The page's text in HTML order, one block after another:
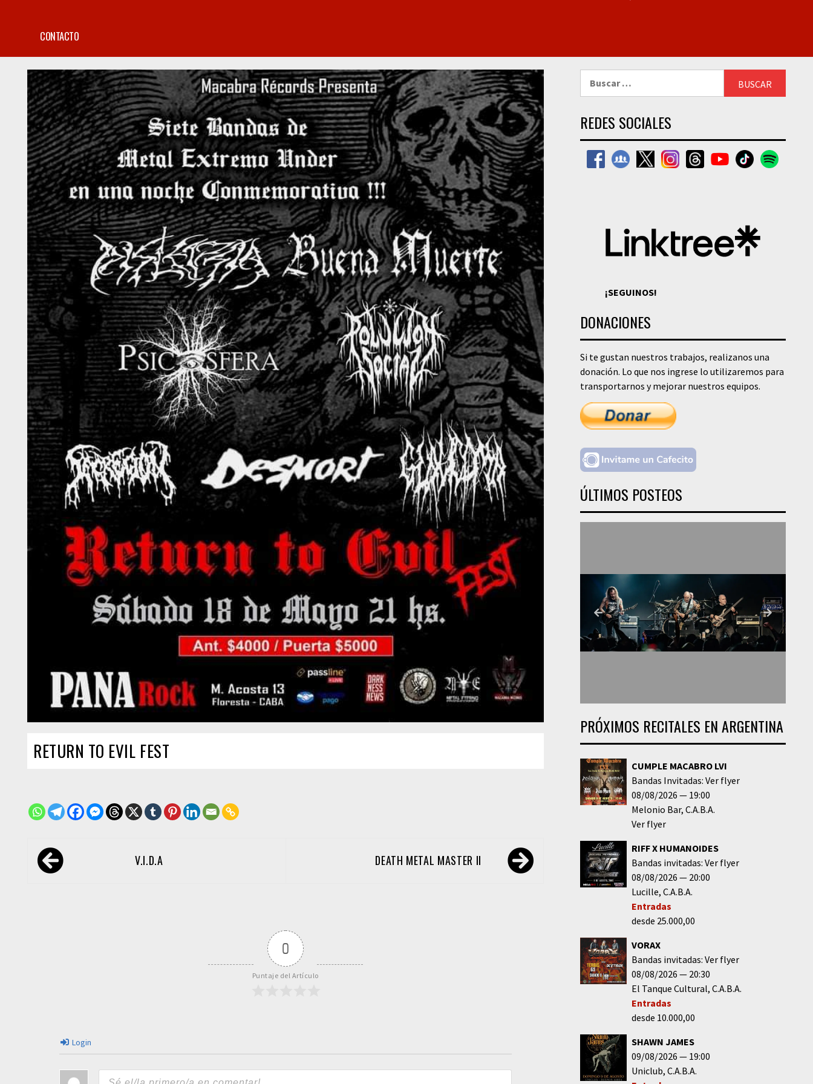
CONTACTO
RETURN TO EVIL FEST
Navegación
de V.I.D.A DEATH METAL MASTER II
0
Puntaje del Artículo
Login
REDES SOCIALES
¡SEGUINOS!
DONACIONES
Si te gustan nuestros trabajos, realizanos una
donación. Lo que nos ingrese lo utilizaremos para
transportarnos y mejorar nuestros equipos.
ÚLTIMOS POSTEOS
PRÓXIMOS RECITALES EN ARGENTINA
CUMPLE MACABRO LVI
Bandas Invitadas: Ver flyer
08/08/2026
19:00
Melonio Bar C.A.B.A.
Ver flyer
RIFF X HUMANOIDES
Bandas invitadas: Ver flyer
08/08/2026
20:00
Lucille C.A.B.A.
Entradas
desde 25.000,00
VORAX
Bandas invitadas: Ver flyer
08/08/2026
20:30
El Tanque Cultural C.A.B.A.
Entradas
desde 10.000,00
SHAWN JAMES
09/08/2026
19:00
Uniclub C.A.B.A.